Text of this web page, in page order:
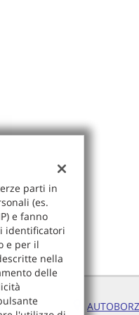
parti in
(es.
e fanno
identificatori
e per il
nella
delle